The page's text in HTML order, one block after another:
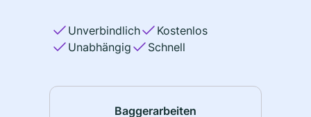
Unverbindlich
Kostenlos
Unabhängig
Schnell
Baggerarbeiten